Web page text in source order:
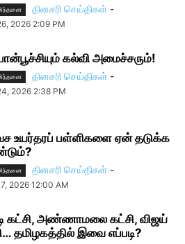
தினசரி செய்திகள் -
2026 2:09 PM
கல்வி அமைச்சரும்!
தினசரி செய்திகள் -
2026 2:38 PM
உயர்தரப் பள்ளிகளை ஏன் தடுக்க
தினசரி செய்திகள் -
2026 12:00 AM
கட்சி, அண்ணாமலை கட்சி, விஜய்
தமிழகத்தில் இவை எப்படி?